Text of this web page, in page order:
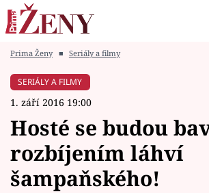
Módní alarm
Témata
Prima Ženy ■ Seriály a filmy
SERIÁLY A FILMY
1. září 2016 19:00
Hosté se budou
rozbíjením láhví
šampaňského!